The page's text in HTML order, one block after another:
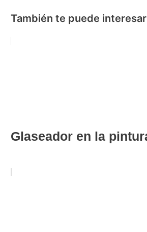
También te puede interesar
Glaseador en la